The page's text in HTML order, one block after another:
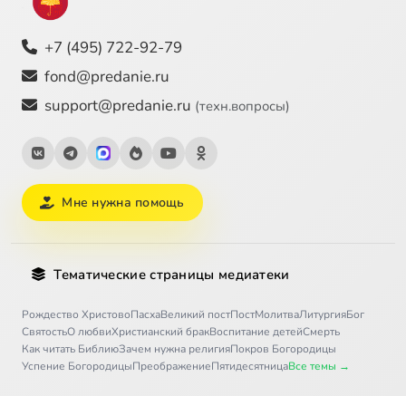
+7 (495) 722-92-79
fond@predanie.ru
support@predanie.ru (техн.вопросы)
Мне нужна помощь
Тематические страницы медиатеки
Рождество ХристовоПасхаВеликий постПостМолитваЛитургияБог
СвятостьО любвиХристианский бракВоспитание детейСмерть
Как читать БиблиюЗачем нужна религияПокров Богородицы
Успение БогородицыПреображениеПятидесятницаВсе темы →